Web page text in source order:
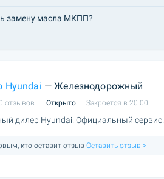
замену масла МКПП?
Hyundai — Железнодорожный
отзывов Открыто Закроется в 20:00
дилер Hyundai. Официальный сервис.
кто оставит отзыв Оставить отзыв >